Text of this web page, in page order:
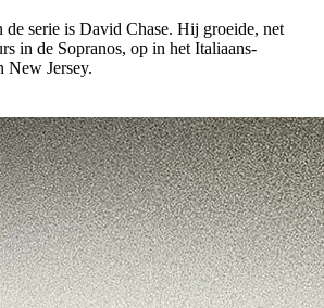
de serie is David Chase. Hij groeide, net
in de Sopranos, op in het Italiaans-
New Jersey.